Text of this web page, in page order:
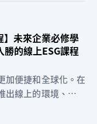
】未來企業必修學
的線上ESG課程
加便捷和全球化。在
線上的環境、社會
Governance，簡